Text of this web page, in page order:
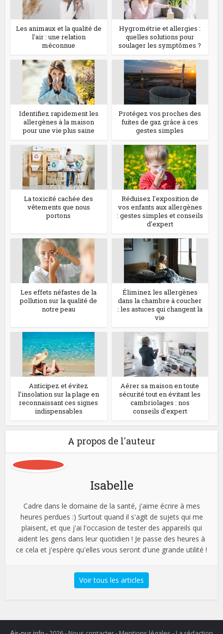
Les animaux et la qualité de
l'air : une relation
méconnue
Hygrométrie et allergies :
quelles solutions pour
soulager les symptômes ?
Identifiez rapidement les
allergènes à la maison
pour une vie plus saine
Protégez vos proches des
fuites de gaz grâce à ces
gestes simples
La toxicité cachée des
vêtements que nous
portons
Réduisez l'exposition de
vos enfants aux allergènes
: gestes simples et conseils
d'expert
Les effets néfastes de la
pollution sur la qualité de
notre peau
Éliminez les allergènes
dans la chambre à coucher
: les astuces qui changent la
vie
Anticipez et évitez
l'insolation sur la plage en
reconnaissant ces signes
indispensables
Aérer sa maison en toute
sécurité tout en évitant les
cambriolages : nos
conseils d'expert
A propos de l'auteur
Isabelle
Cadre dans le domaine de la santé, j'aime écrire à mes
heures perdues :) Surtout quand il s'agit de sujets qui me
plaisent, et que j'ai l'occasion de tester des appareils qui
aident les gens dans leur quotidien ! Je passe des heures à
ce cela et j'espère qu'elles vous seront d'une grande utilité !
Voir tous les articles